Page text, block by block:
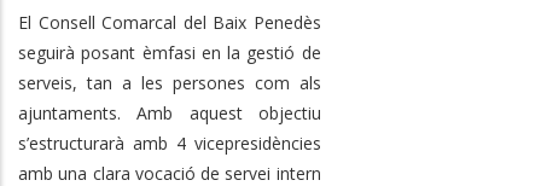
El Consell Comarcal del Baix Penedès
seguirà posant èmfasi en la gestió de
serveis, tan a les persones com als
ajuntaments. Amb aquest objectiu
s’estructurarà amb 4 vicepresidències
amb una clara vocació de servei intern